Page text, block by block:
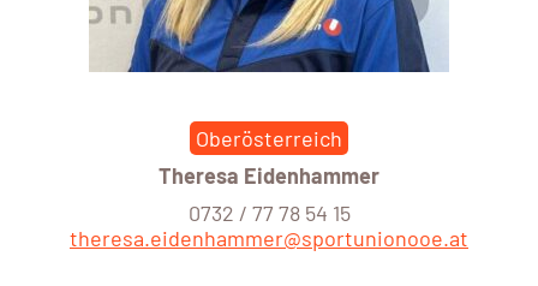
Oberösterreich
Theresa Eidenhammer
0732 / 77 78 54 15
theresa.eidenhammer@sportunionooe.at